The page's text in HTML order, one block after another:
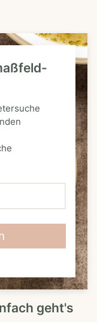
geht's